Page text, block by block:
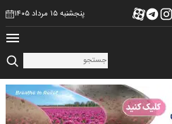
پنجشنبه ۱۵ مرداد ۱۴۰۵